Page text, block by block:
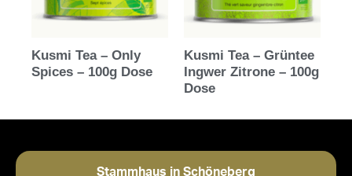
Kusmi Tea – Only
Spices – 100g Dose
Kusmi Tea – Grüntee
Ingwer Zitrone – 100g
Dose
Stammhaus in Schöneberg